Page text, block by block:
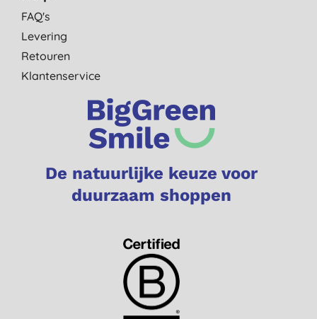
FAQ's
Levering
Retouren
Klantenservice
De natuurlijke keuze voor
duurzaam shoppen